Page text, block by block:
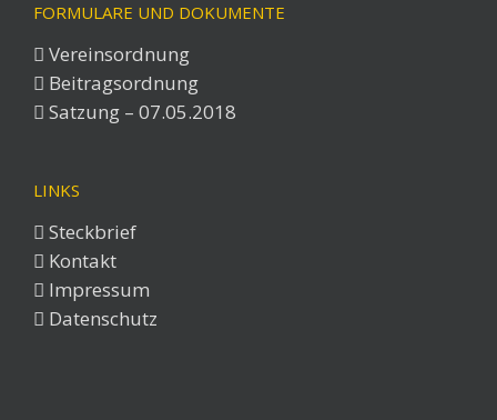
FORMULARE UND DOKUMENTE
Vereinsordnung
Beitragsordnung
Satzung – 07.05.2018
LINKS
Steckbrief
Kontakt
Impressum
Datenschutz